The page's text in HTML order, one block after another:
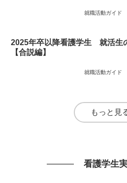
就職活動ガイド
2025年卒以降看護学生 就活生
【合説編】
就職活動ガイド
もっと見
看護学生